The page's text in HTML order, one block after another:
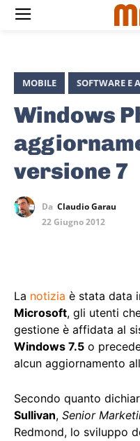
MOBILE SOFTWARE E
Windows
versione 7
Da Claudio Garau
22 Giugno 2012
La notizia è stata data
Microsoft, gli utenti
gestione è affidata al
Windows 7.5 o
alcun aggiornamento
Secondo quanto
Sullivan, Senior
Redmond, lo sviluppo